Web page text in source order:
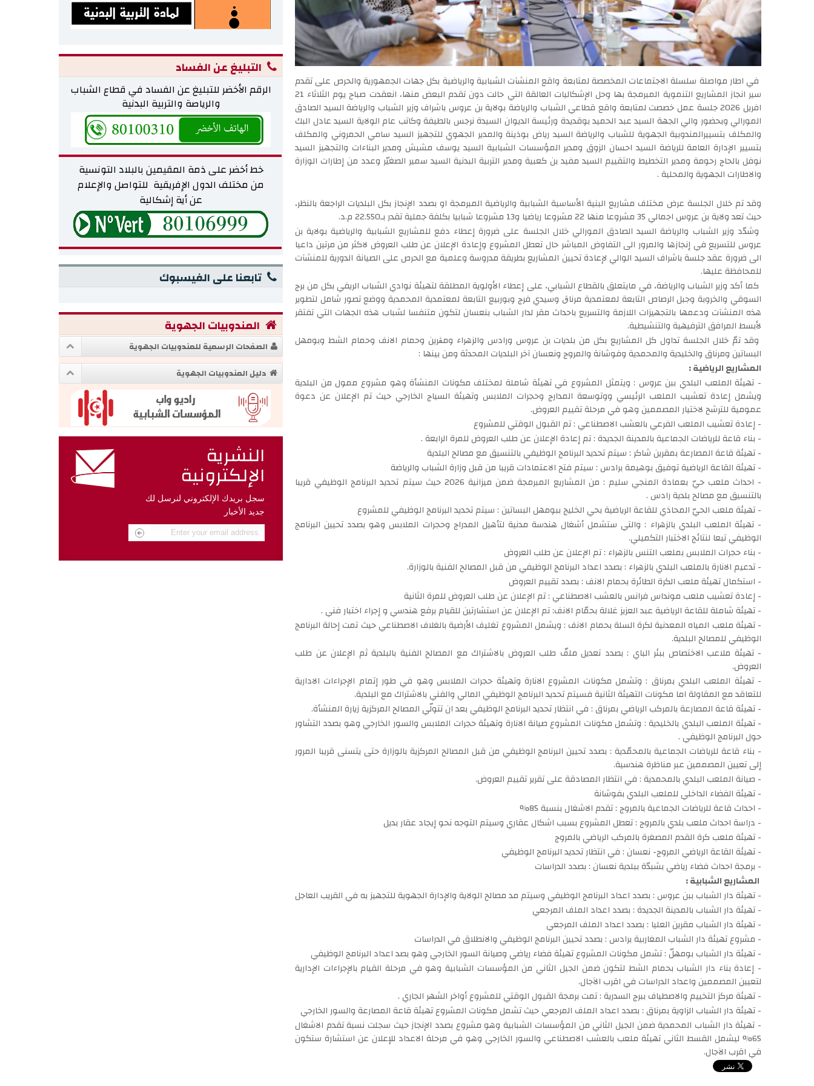
في اطار مواصلة سلسلة الاجتماعات المخصصة لمتابعة واقع المنشآت الشبابية والرياضية بكل جهات الجمهورية والحرص على تقدم
سير انجاز المشاريع التنموية المبرمجة بها وحل الإشكاليات العالقة التي حالت دون تقدم البعض منها، انعقدت صباح يوم الثلاثاء 21
افريل 2026 جلسة عمل خصصت لمتابعة واقع قطاعي الشباب والرياضة بولاية بن عروس باشراف وزير الشباب والرياضة السيد الصادق
المورالي وبحضور والي الجهة السيد عبد الحميد بوقديدة ورئيسة الديوان السيدة نرجس بالطيفة وكاتب عام الولاية السيد عادل البك
والمكلف بتسييرالمندوبية الجهوية للشباب والرياضة السيد رياض بوذينة والمدير الجهوي للتجهيز السيد سامي الحمروني والمكلف
بتسيير الإدارة العامة للرياضة السيد احسان الزوق ومدير المؤسسات الشبابية السيد يوسف مشيش ومدير البناءات والتجهيز السيد
نوفل بالحاج رحومة ومدير التخطيط والتقييم السيد مفيد بن كعبية ومدير التربية البدنية السيد سمير الصغيّر وعدد من إطارات الوزارة
والاطارات الجهوية والمحلية .
وقد تم خلال الجلسة عرض مختلف مشاريع البنية الأساسية الشبابية والرياضية المبرمجة او بصدد الإنجاز بكل البلديات الراجعة بالنظر،
حيث تعد ولاية بن عروس اجمالي 35 مشروعا منها 22 مشروعا رياضيا و13 مشروعا شبابيا بكلفة جملية تقدر بـ22.550 م.د.
وشدّد وزير الشباب والرياضة السيد الصادق المورالي خلال الجلسة على ضرورة إعطاء دفع للمشاريع الشبابية والرياضية بولاية بن
عروس للتسريع في إنجازها والمرور الى التفاوض المباشر حال تعطل المشروع وإعادة الإعلان عن طلب العروض لاكثر من مرتين داعيا
الى ضرورة عقد جلسة باشراف السيد الوالي لإعادة تحيين المشاريع بطريقة مدروسة وعلمية مع الحرص على الصيانة الدورية للمنشآت
للمحافظة عليها.
كما أكد وزير الشباب والرياضة، في مايتعلق بالقطاع الشبابي، على إعطاء الأولوية المطلقة لتهيئة نوادي الشباب الريفي بكل من برج
السوقي والخروبة وجبل الرصاص التابعة لمعتمدية مرناڨ وسيدي فرج وبوربيع التابعة لمعتمدية المحمدية ووضع تصور شامل لتطوير
هذه المنشآت ودعمها بالتجهيزات اللازمة والتسريع باحداث مقر لدار الشباب بنعسان لتكون متنفسا لشباب هذه الجهات التي تفتقر
لأبسط المرافق الترفيهية والتنشيطية.
وقد تمّ خلال الجلسة تداول كل المشاريع بكل من بلديات بن عروس ورادس والزهراء ومڨرين وحمام الانف وحمام الشط وبومهل
البساتين ومرناق والخليدية والمحمدية وفوشانة والمروج ونعسان آخر البلديات المحدثة ومن بينها :
المشاريع الرياضية :
- تهيئة الملعب البلدي ببن عروس : ويتمثل المشروع في تهيئة شاملة لمختلف مكونات المنشأة وهو مشروع ممول من البلدية
ويشمل إعادة تعشيب الملعب الرئيسي ووتوسعة المدارج وحجرات الملابس وتهيئة السياج الخارجي حيث تم الإعلان عن دعوة
عمومية للترشح لاختيار المصممين وهو في مرحلة تقييم العروض.
- إعادة تعشيب الملعب الفرعي بالعشب الاصطناعي : تم القبول الوقتي للمشروع
- بناء قاعة للرياضات الجماعية بالمدينة الجديدة : تم إعادة الإعلان عن طلب العروض للمرة الرابعة .
- تهيئة قاعة المصارعة بمقرين شاكر : سيتم تحديد البرنامج الوظيفي بالتنسيق مع مصالح البلدية
- تهيئة القاعة الرياضية توفيق بوهيمة برادس : سيتم فتح الاعتمادات قريبا من قبل وزارة الشباب والرياضة
- احداث ملعب حيّ بعمادة المنجي سليم : من المشاريع المبرمجة ضمن ميزانية 2026 حيث سيتم تحديد البرنامج الوظيفي قريبا
بالتنسيق مع مصالح بلدية رادس .
- تهيئة ملعب الحيّ المحاذي للقاعة الرياضية بحي الخليج ببومهل البساتين : سيتم تحديد البرنامج الوظيفي للمشروع
- تهيئة الملعب البلدي بالزهراء : والتي ستشمل أشغال هندسة مدنية لتأهيل المدراج وحجرات الملابس وهو بصدد تحيين البرنامج
الوظيفي تبعا لنتائج الاختبار التكميلي.
- بناء حجرات الملابس بملعب التنس بالزهراء : تم الإعلان عن طلب العروض
- تدعيم الانارة بالملعب البلدي بالزهراء : بصدد اعداد البرنامج الوظيفي من قبل المصالح الفنية بالوزارة.
- استكمال تهيئة ملعب الكرة الطائرة بحمام الانف : بصدد تقييم العروض
- إعادة تعشيب ملعب مونداس فرانس بالعشب الاصطناعي : تم الإعلان عن طلب العروض للمرة الثانية
- تهيئة شاملة للقاعة الرياضية عبد العزيز غلالة بحمّام الانف: تم الإعلان عن استشارتين للقيام برفع هندسي و إجراء اختبار فني .
- تهيئة ملعب المياه المعدنية لكرة السلة بحمام الانف : ويشمل المشروع تغليف الأرضية بالغلاف الاصطناعي حيث تمت إحالة البرنامج
الوظيفي للمصالح البلدية.
- تهيئة ملاعب الاختصاص ببئر الباي : بصدد تعديل ملفّ طلب العروض بالاشتراك مع المصالح الفنية بالبلدية ثم الإعلان عن طلب
العروض.
- تهيئة الملعب البلدي بمرناق : وتشمل مكونات المشروع الانارة وتهيئة حجرات الملابس وهو في طور إتمام الإجراءات الادارية
للتعاقد مع المقاولة اما مكونات التهيئة الثانية فسيتم تحديد البرنامج الوظيفي المالي والفني بالاشتراك مع البلدية.
- تهيئة قاعة المصارعة بالمركب الرياضي بمرناق : في انتظار تحديد البرنامج الوظيفي بعد ان تتولّي المصالح المركزية زيارة المنشأة.
- تهيئة الملعب البلدي بالخليدية : وتشمل مكونات المشروع صيانة الانارة وتهيئة حجرات الملابس والسور الخارجي وهو بصدد التشاور
حول البرنامج الوظيفي .
- بناء قاعة للرياضات الجماعية بالمحمّدية : بصدد تحيين البرنامج الوظيفي من قبل المصالح المركزية بالوزارة حتى يتسنى قريبا المرور
إلى تعيين المصممين عبر مناظرة هندسية.
- صيانة الملعب البلدي بالمحمدية : في انتظار المصادقة على تقرير تقييم العروض.
- تهيئة الفضاء الداخلي للملعب البلدي بفوشانة
- احداث قاعة للرياضات الجماعية بالمروج : تقدم الاشغال بنسبة 85%
- دراسة احداث ملعب بلدي بالمروج : تعطل المشروع بسبب اشكال عقاري وسيتم التوجه نحو إيجاد عقار بديل
- تهيئة ملعب كرة القدم المصغرة بالمركب الرياضي بالمروج
- تهيئة القاعة الرياضي المروج- نعسان : في انتظار تحديد البرنامج الوظيفي
- برمجة احداث فضاء رياضي بشبدّة ببلدية نعسان : بصدد الدراسات
المشاريع الشبابية :
- تهيئة دار الشباب ببن عروس : بصدد اعداد البرنامج الوظيفي وسيتم مد مصالح الولاية والإدارة الجهوية للتجهيز به في القريب العاجل
- تهيئة دار الشباب بالمدينة الجديدة : بصدد اعداد الملف المرجعي
- تهيئة دار الشباب مقرين العليا : بصدد اعداد الملف المرجعي
- مشروع تهيئة دار الشباب المغاربية برادس : بصدد تحيين البرنامج الوظيفي والانطلاق في الدراسات
- تهيئة دار الشباب بومهلّ : تشمل مكونات المشروع تهيئة فضاء رياضي وصيانة السور الخارجي وهو بصد اعداد البرنامج الوظيفي
- إعادة بناء دار الشباب بحمام الشط لتكون ضمن الجيل الثاني من المؤسسات الشبابية وهو في مرحلة القيام بالإجراءات الإدارية
لتعيين المصممين واعداد الدراسات في اقرب الآجال.
- تهيئة مركز التخييم والاصطياف ببرج السدرية : تمت برمجة القبول الوقتي للمشروع أواخر الشهر الجاري .
- تهيئة دار الشباب الزاوية بمرناق : بصدد اعداد الملف المرجعي حيث تشمل مكونات المشروع تهيئة قاعة المصارعة والسور الخارجي
- تهيئة دار الشباب المحمدية ضمن الجيل الثاني من المؤسسات الشبابية وهو مشروع بصدد الإنجاز حيث سجلت نسبة تقدم الاشغال
65% ليشمل القسط الثاني تهيئة ملعب بالعشب الاصطناعي والسور الخارجي وهو في مرحلة الاعداد للإعلان عن استشارة ستكون
في اقرب الآجال.
التبليغ عن الفساد
الرقم الأخضر للتبليغ عن الفساد في قطاع الشباب
والرياصة والتربية البدنية
خط أخضر على ذمة المقيمين بالبلاد التونسية
من مختلف الدول الإفريقية للتواصل والإعلام
عن أية إشكالية
تابعنا على الفيسبوك
المندوبيات الجهوية
الصفحات الرسمية للمندوبيات الجهوية
دليل المندوبيات الجهوية
النشرية
الإلكترونية
سجل بريدك الإلكتروني لنرسل لك
جديد الأخبار